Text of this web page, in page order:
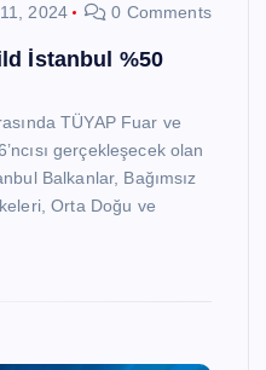
2024 0 Comments
İstanbul %50
TÜYAP Fuar ve
gerçekleşecek olan
Balkanlar, Bağımsız
Orta Doğu ve